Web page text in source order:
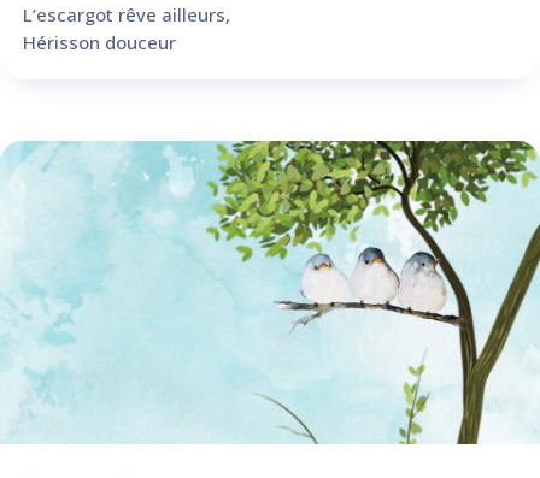
L’escargot rêve ailleurs,
Hérisson douceur